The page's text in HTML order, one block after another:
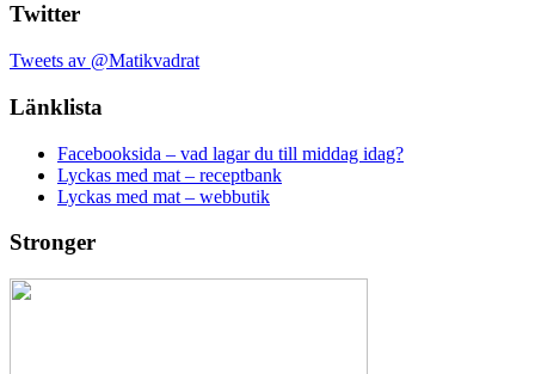
Twitter
Tweets av @Matikvadrat
Länklista
Facebooksida – vad lagar du till middag idag?
Lyckas med mat – receptbank
Lyckas med mat – webbutik
Stronger